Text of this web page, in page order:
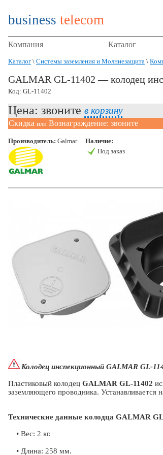
business telecom
Компания Каталог
Каталог \ Системы заземления и Молниезащита \
GALMAR GL-11402 — колодец
Код: GL-11402
Цена: звоните в корзину
Скидка или Вознаграждение: звоните
Производитель: Galmar
Наличие:
Под заказ
Колодец инспекционный GALMAR GL-
Пластиковый колодец GALMAR GL-11402
заземляющего проводника.
Технические данные колодца GALMAR
• Вес: 2 кг.
• Длина: 258 мм.